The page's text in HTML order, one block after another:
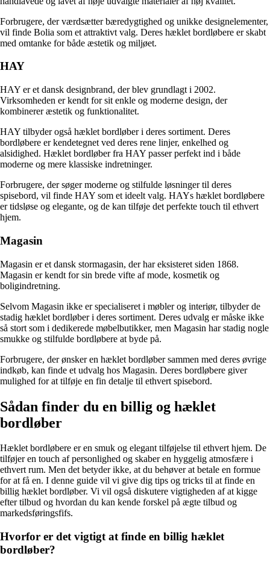
Forbrugere, der værdsætter bæredygtighed og unikke designelementer,
vil finde Bolia som et attraktivt valg. Deres hæklet bordløbere er skabt
med omtanke for både æstetik og miljøet.
HAY
HAY er et dansk designbrand, der blev grundlagt i 2002.
Virksomheden er kendt for sit enkle og moderne design, der
kombinerer æstetik og funktionalitet.
HAY tilbyder også hæklet bordløber i deres sortiment. Deres
bordløbere er kendetegnet ved deres rene linjer, enkelhed og
alsidighed. Hæklet bordløber fra HAY passer perfekt ind i både
moderne og mere klassiske indretninger.
Forbrugere, der søger moderne og stilfulde løsninger til deres
spisebord, vil finde HAY som et ideelt valg. HAYs hæklet bordløbere
er tidsløse og elegante, og de kan tilføje det perfekte touch til ethvert
hjem.
Magasin
Magasin er et dansk stormagasin, der har eksisteret siden 1868.
Magasin er kendt for sin brede vifte af mode, kosmetik og
boligindretning.
Selvom Magasin ikke er specialiseret i møbler og interiør, tilbyder de
stadig hæklet bordløber i deres sortiment. Deres udvalg er måske ikke
så stort som i dedikerede møbelbutikker, men Magasin har stadig nogle
smukke og stilfulde bordløbere at byde på.
Forbrugere, der ønsker en hæklet bordløber sammen med deres øvrige
indkøb, kan finde et udvalg hos Magasin. Deres bordløbere giver
mulighed for at tilføje en fin detalje til ethvert spisebord.
Sådan finder du en billig og hæklet
bordløber
Hæklet bordløbere er en smuk og elegant tilføjelse til ethvert hjem. De
tilføjer en touch af personlighed og skaber en hyggelig atmosfære i
ethvert rum. Men det betyder ikke, at du behøver at betale en formue
for at få en. I denne guide vil vi give dig tips og tricks til at finde en
billig hæklet bordløber. Vi vil også diskutere vigtigheden af at kigge
efter tilbud og hvordan du kan kende forskel på ægte tilbud og
markedsføringsfifs.
Hvorfor er det vigtigt at finde en billig hæklet
bordløber?